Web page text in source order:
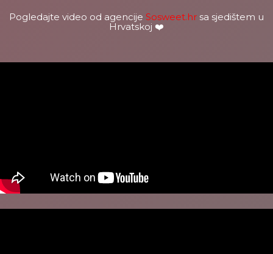
Pogledajte video od agencije Sosweet.hr sa sjedištem u
Hrvatskoj ❤️